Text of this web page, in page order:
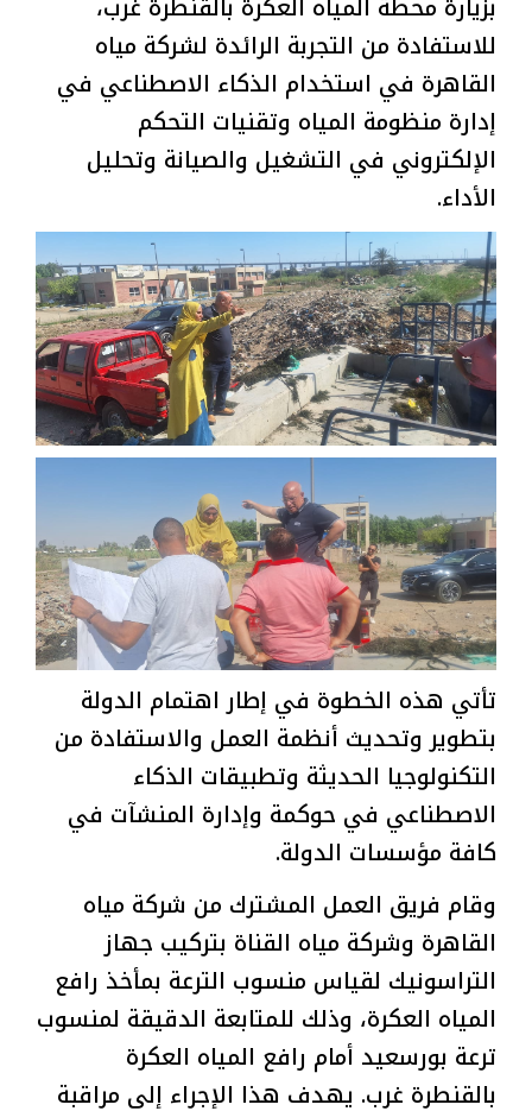
بزيارة محطة المياه العكرة بالقنطرة غرب،
للاستفادة من التجربة الرائدة لشركة مياه
القاهرة في استخدام الذكاء الاصطناعي في
إدارة منظومة المياه وتقنيات التحكم
الإلكتروني في التشغيل والصيانة وتحليل
الأداء.
تأتي هذه الخطوة في إطار اهتمام الدولة
بتطوير وتحديث أنظمة العمل والاستفادة من
التكنولوجيا الحديثة وتطبيقات الذكاء
الاصطناعي في حوكمة وإدارة المنشآت في
كافة مؤسسات الدولة.
وقام فريق العمل المشترك من شركة مياه
القاهرة وشركة مياه القناة بتركيب جهاز
التراسونيك لقياس منسوب الترعة بمأخذ رافع
المياه العكرة، وذلك للمتابعة الدقيقة لمنسوب
ترعة بورسعيد أمام رافع المياه العكرة
بالقنطرة غرب. يهدف هذا الإجراء إلى مراقبة